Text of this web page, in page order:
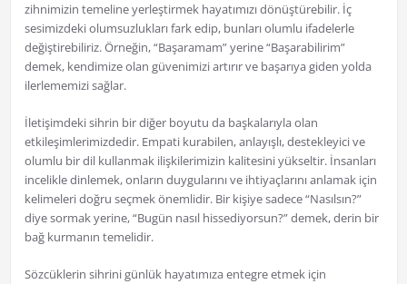
zihnimizin temeline yerleştirmek hayatımızı dönüştürebilir. İç
sesimizdeki olumsuzlukları fark edip, bunları olumlu ifadelerle
değiştirebiliriz. Örneğin, “Başaramam” yerine “Başarabilirim”
demek, kendimize olan güvenimizi artırır ve başarıya giden yolda
ilerlememizi sağlar.
İletişimdeki sihrin bir diğer boyutu da başkalarıyla olan
etkileşimlerimizdedir. Empati kurabilen, anlayışlı, destekleyici ve
olumlu bir dil kullanmak ilişkilerimizin kalitesini yükseltir. İnsanları
incelikle dinlemek, onların duygularını ve ihtiyaçlarını anlamak için
kelimeleri doğru seçmek önemlidir. Bir kişiye sadece “Nasılsın?”
diye sormak yerine, “Bugün nasıl hissediyorsun?” demek, derin bir
bağ kurmanın temelidir.
Sözcüklerin sihrini günlük hayatımıza entegre etmek için